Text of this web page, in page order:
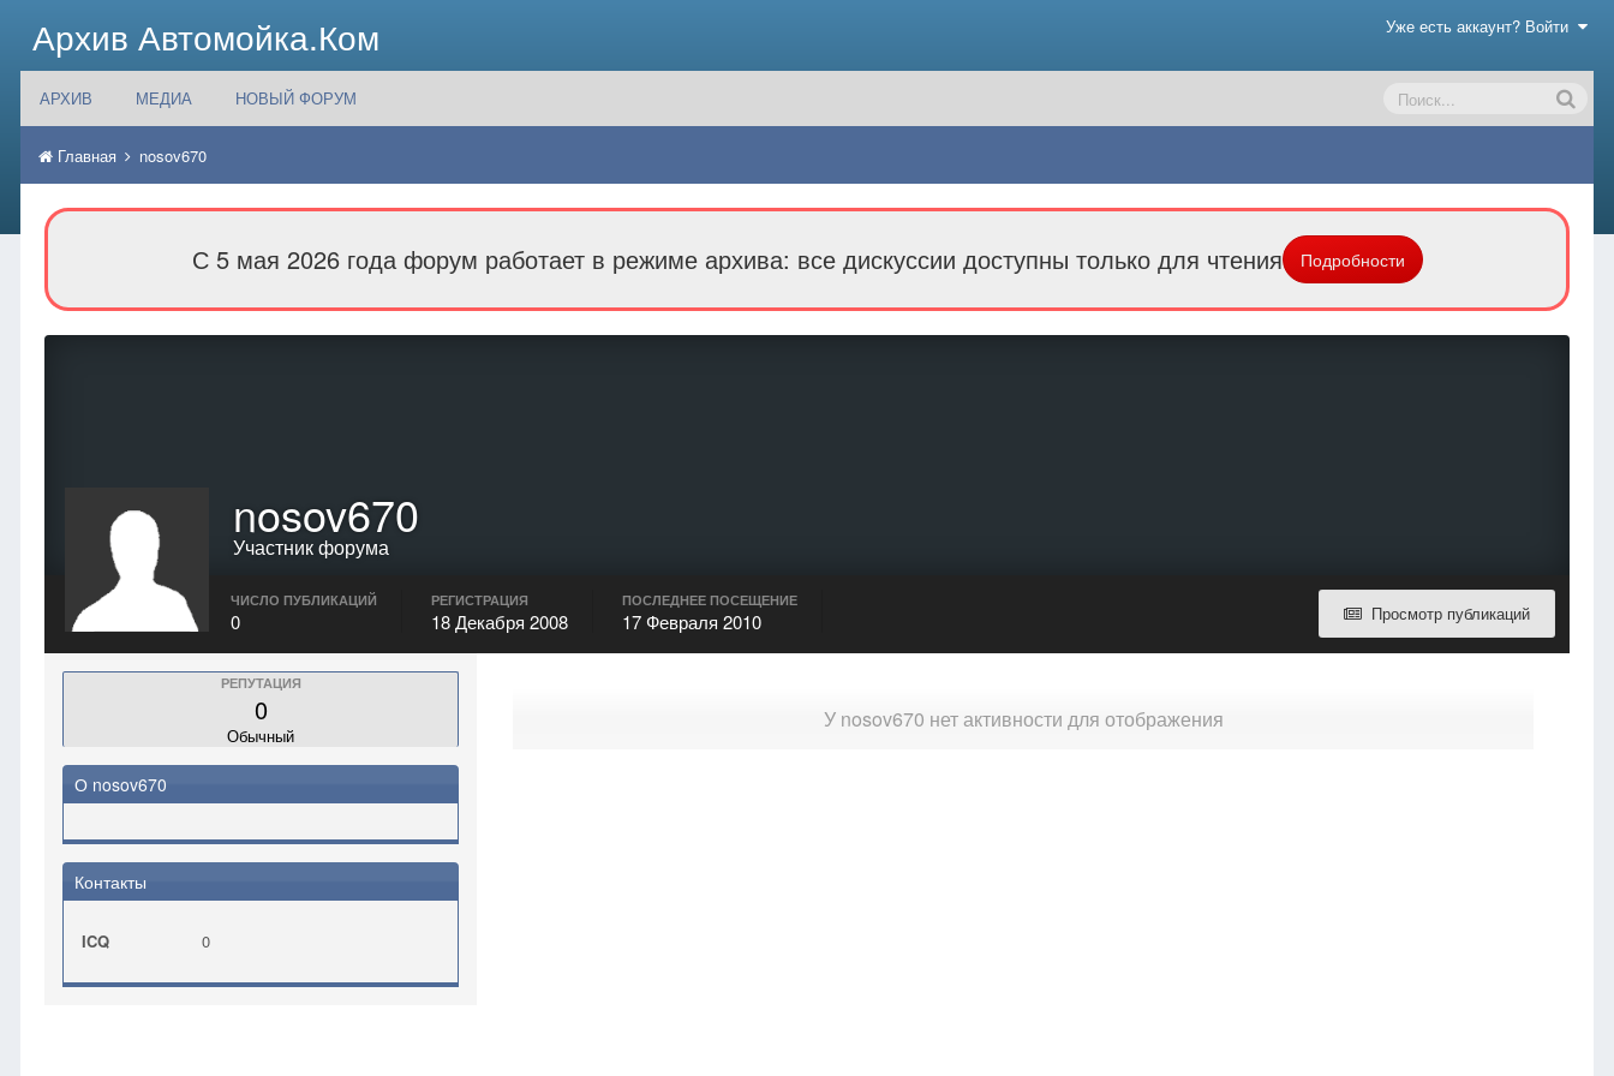
Архив Автомойка.Ком Уже есть аккаунт? Войти
АРХИВ МЕДИА НОВЫЙ ФОРУМ
Главная nosov670
С 5 мая 2026 года форум работает в режиме архива: все дискуссии доступны только для чтения Подробности
nosov670
Участник форума
Просмотр публикаций
ЧИСЛО ПУБЛИКАЦИЙ
0
РЕГИСТРАЦИЯ
18 Декабря 2008
ПОСЛЕДНЕЕ ПОСЕЩЕНИЕ
17 Февраля 2010
РЕПУТАЦИЯ
0
Обычный
О nosov670
Контакты
ICQ 0
У nosov670 нет активности для отображения